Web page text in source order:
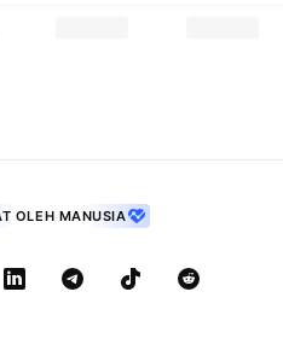
OLEH MANUSIA